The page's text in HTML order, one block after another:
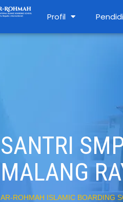
Profil
SANTRI
MALANG
AR-ROHMAH ISLAMIC BOARDING